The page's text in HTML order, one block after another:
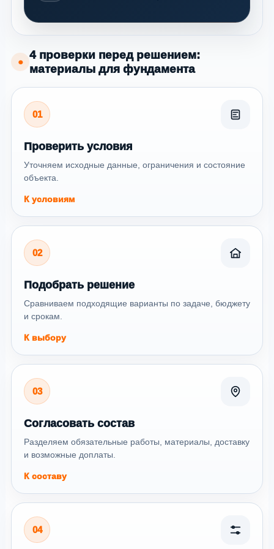
●
4 проверки перед решением:
материалы для фундамента
01
Проверить условия
Уточняем исходные данные, ограничения и состояние
объекта.
К условиям
02
Подобрать решение
Сравниваем подходящие варианты по задаче, бюджету
и срокам.
К выбору
03
Согласовать состав
Разделяем обязательные работы, материалы, доставку
и возможные доплаты.
К составу
04